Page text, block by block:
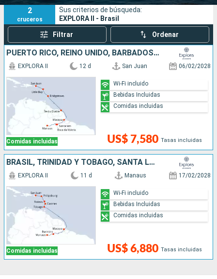
2
cruceros
Sus criterios de búsqueda:
EXPLORA II - Brasil
Filtrar Ordenar
PUERTO RICO, REINO UNIDO, BARBADOS, ANTIGUA Y BARBUDA, BRASIL
Comidas incluidas
EXPLORA II 12 d San Juan 06/02/2028
US$ 7,580 Tasas incluidas
Wi-Fi incluido
Bebidas Incluidas
Comidas incluidas
BRASIL, TRINIDAD Y TOBAGO, SANTA LUCIA, DOMINICA, SAN MARTÍN, PUERTO RICO
Comidas incluidas
EXPLORA II 11 d Manaus 17/02/2028
US$ 6,880 Tasas incluidas
Wi-Fi incluido
Bebidas Incluidas
Comidas incluidas